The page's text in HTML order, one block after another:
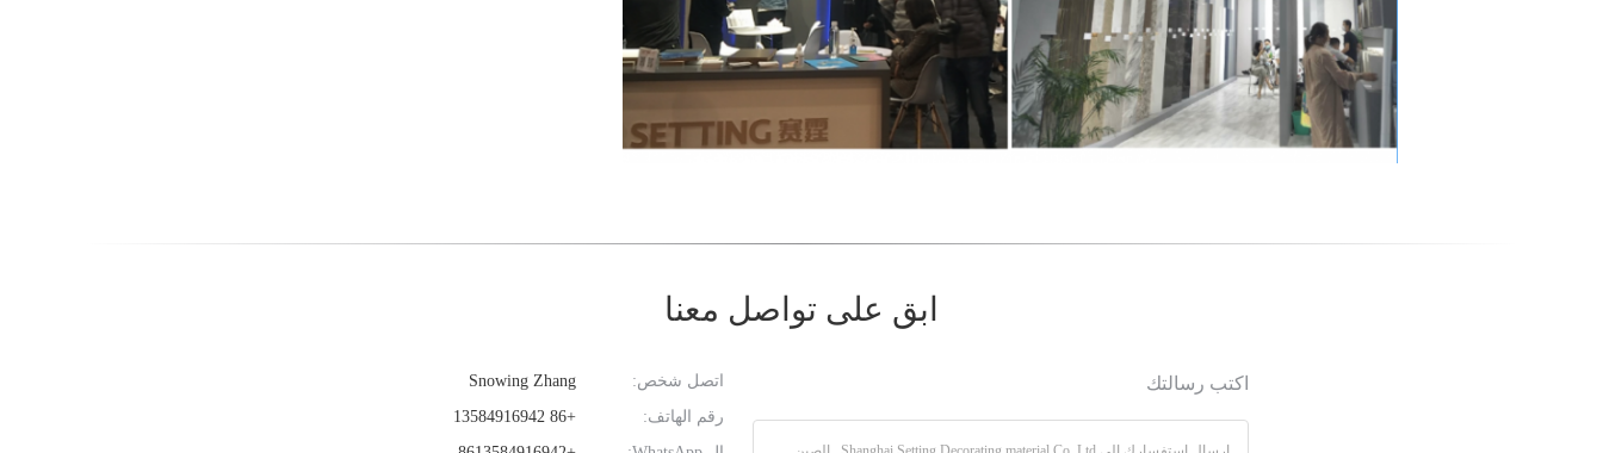
ابق على تواصل معنا
اتصل شخص:
رقم الهاتف:
+86 13584916942
اكتب رسالتك